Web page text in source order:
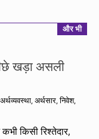
और भी
खड़ा असली
अर्थव्यवस्था,अर्थसार,निवेश,
किसी रिश्तेदार,